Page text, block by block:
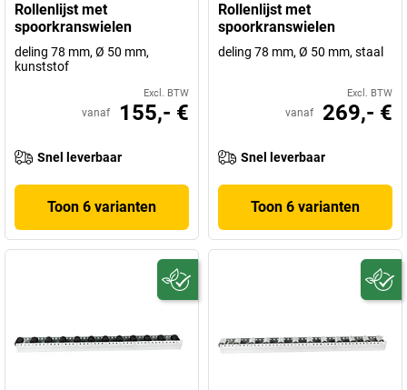
Rollenlijst met
spoorkranswielen
deling 78 mm, Ø 50 mm,
kunststof
Excl. BTW
vanaf 155,- €
Snel leverbaar
Toon 6 varianten
Rollenlijst met
spoorkranswielen
deling 78 mm, Ø 50 mm, staal
Excl. BTW
vanaf 269,- €
Snel leverbaar
Toon 6 varianten